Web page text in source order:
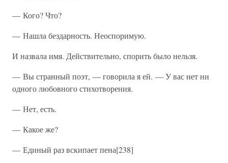
— Кого? Что?
— Нашла бездарность. Неоспоримую.
И назвала имя. Действительно, спорить было нельзя.
— Вы странный поэт, — говорила я ей. — У вас нет ни
одного любовного стихотворения.
— Нет, есть.
— Какое же?
— Единый раз вскипает пена[238]